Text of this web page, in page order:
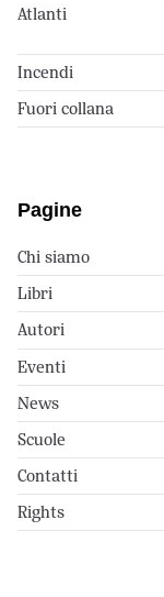
Atlanti
Incendi
Fuori collana
Pagine
Chi siamo
Libri
Autori
Eventi
News
Scuole
Contatti
Rights